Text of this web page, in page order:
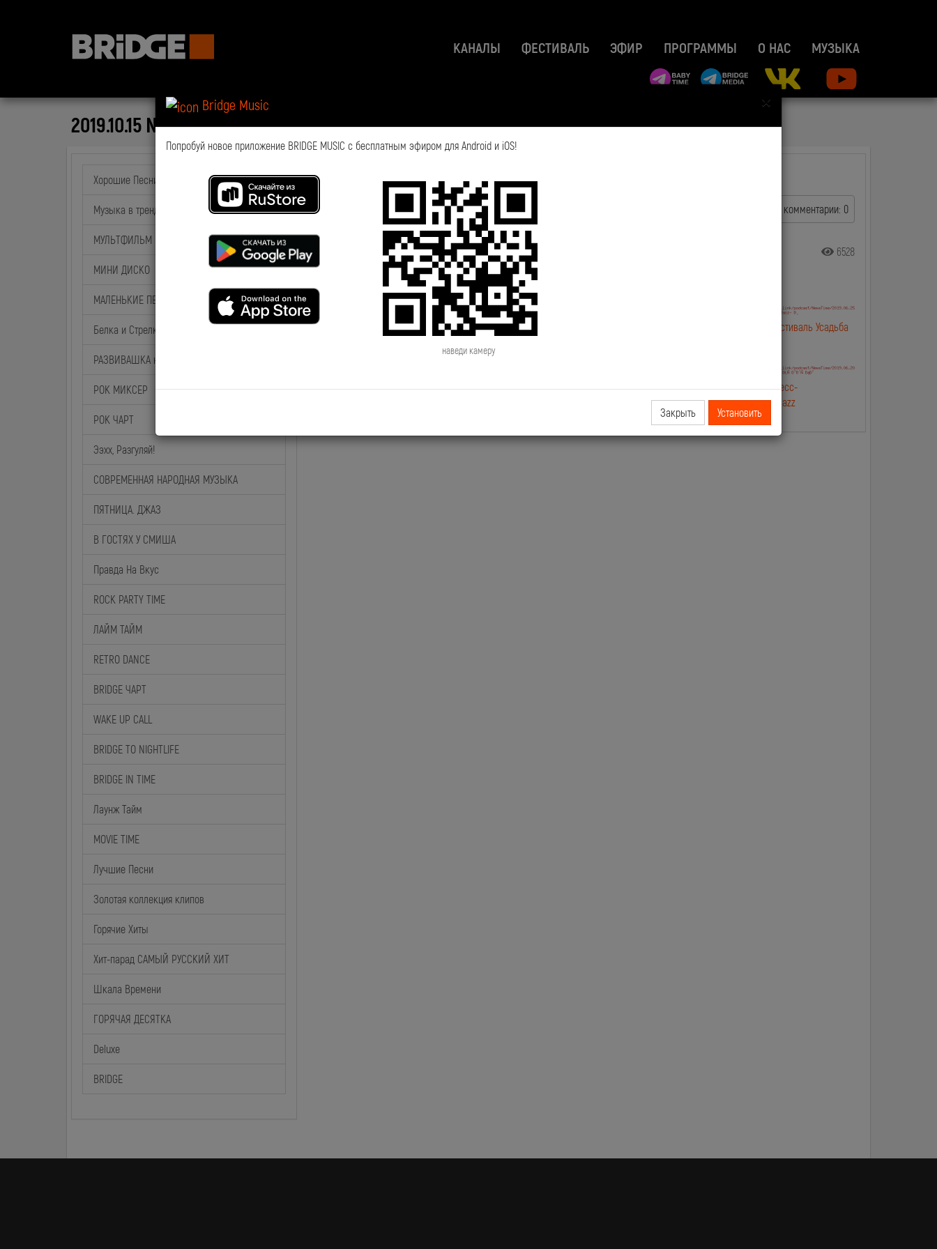
КАНАЛЫ ФЕСТИВАЛЬ ЭФИР ПРОГРАММЫ О НАС МУЗЫКА
×
Bridge Music
Попробуй новое приложение BRIDGE MUSIC с бесплатным эфиром для Android и iOS!
наведи камеру
Закрыть Установить
2019.10.15 NewsTime National Geographic
Хорошие Песни
Музыка в тренде
МУЛЬТФИЛЬМ на BABY TIME
МИНИ ДИСКО
МАЛЕНЬКИЕ ПЕСНИ
Белка и Стрелка
РАЗВИВАШКА на BABY TIME
РОК МИКСЕР
РОК ЧАРТ
Ээхх, Разгуляй!
СОВРЕМЕННАЯ НАРОДНАЯ МУЗЫКА
ПЯТНИЦА. ДЖАЗ
В ГОСТЯХ У СМИША
Правда На Вкус
ROCK PARTY TIME
ЛАЙМ ТАЙМ
RETRO DANCE
BRIDGE ЧАРТ
WAKE UP CALL
BRIDGE TO NIGHTLIFE
BRIDGE IN TIME
Лаунж Тайм
MOVIE TIME
Лучшие Песни
Золотая коллекция клипов
Горячие Хиты
Хит-парад САМЫЙ РУССКИЙ ХИТ
Шкала Времени
ГОРЯЧАЯ ДЕСЯТКА
Deluxe
BRIDGE
комментарии: 0
2019-10-31 06:38:31 6528
Смотрите также:
2019.06.28 NewsTime День Рождения
2019.06.27 NewsTime Новый клип
2019.06.25 NewsTime Фестиваль Усадьба
2019.06.24 NewsTime Джиган снимает
2019.06.21 NewsTime Новый клип Касты и
2019.06.20 NewsTime Пресс-
конферениция Усадьба Jazz